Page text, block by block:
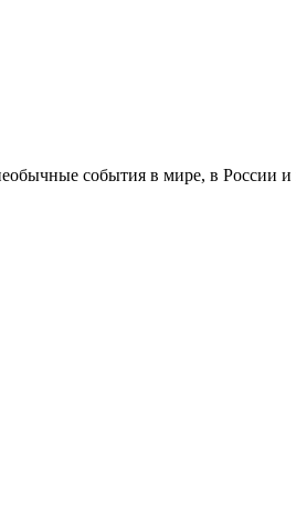
события в мире, в России и